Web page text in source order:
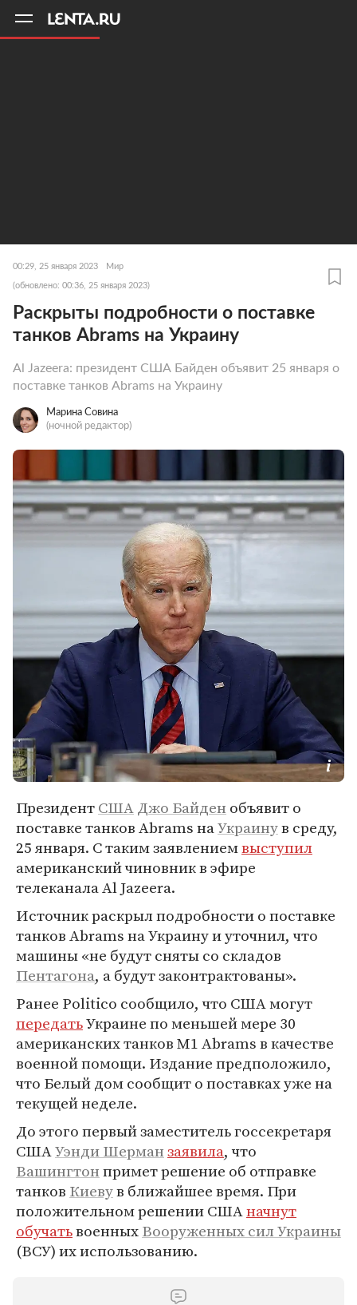
00:29, 25 января 2023 Мир
(обновлено: 00:36, 25 января 2023)
Раскрыты подробности о поставке
танков Abrams на Украину
Al Jazeera: президент США Байден объявит 25 января о
поставке танков Abrams на Украину
Марина Совина
(ночной редактор)
ПрезидентСШАДжо Байден объявит о
поставке танков Abrams наУкраинув среду,
25 января. С таким заявлениемвыступил
американский чиновник в эфире
телеканала Al Jazeera.
Источник раскрыл подробности о поставке
танков Abrams на Украину и уточнил, что
машины «не будут сняты со складов
Пентагона, а будут законтрактованы».
Ранее Politico сообщило, что США могут
передатьУкраине по меньшей мере 30
американских танков M1 Abrams в качестве
военной помощи. Издание предположило,
что Белый дом сообщит о поставках уже на
текущей неделе.
До этого первый заместитель госсекретаря
СШАУэнди Шерманзаявила, что
Вашингтонпримет решение об отправке
танков Киевув ближайшее время. При
положительном решении СШАначнут
обучатьвоенныхВооруженных сил Украины
(ВСУ) их использованию.